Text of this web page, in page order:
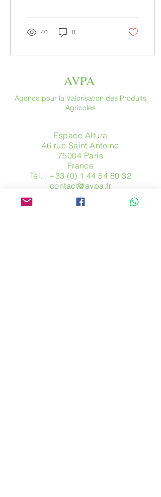
40 0
AVPA
Agence pour la Valorisation des Produits
Agricoles
Espace Altura
46 rue Saint Antoine
75004 Paris
​France
Tél. : +33 (0) 1 44 54 80 32
contact@avpa.fr
www.avpa.fr